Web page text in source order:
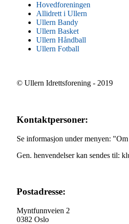
Hovedforeningen
Allidrett i Ullern
Ullern Bandy
Ullern Basket
Ullern Håndball
Ullern Fotball
© Ullern Idrettsforening - 2019
Kontaktpersoner:
Se informasjon under menyen:
Gen. henvendelser kan sendes til:
Postadresse:
Myntfunnveien 2
0382 Oslo